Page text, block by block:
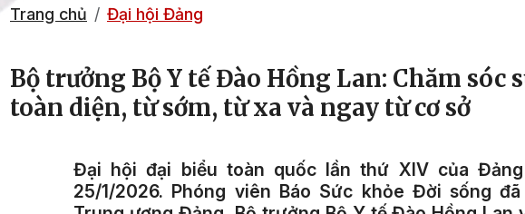
Trang chủ Đại hội Đảng
Bộ trưởng Bộ Y tế Đào Hồng Lan: Chăm sóc
toàn diện, từ sớm, từ xa và ngay từ cơ sở
Đại hội đại biểu toàn quốc lần thứ XIV của
25/1/2026. Phóng viên Báo Sức khỏe Đời sống